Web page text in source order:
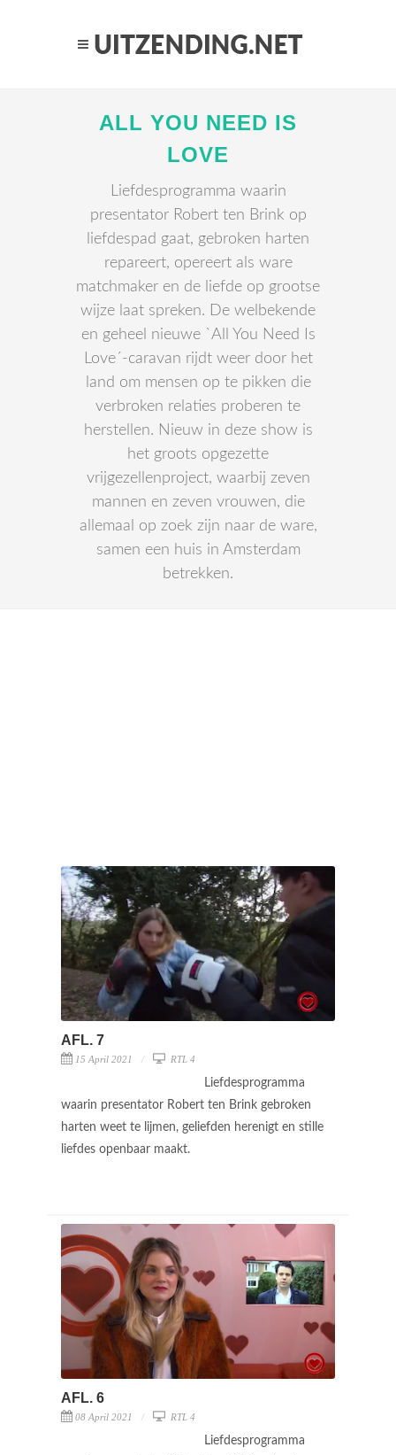
ALL YOU NEED IS
LOVE
Liefdesprogramma waarin
presentator Robert ten Brink op
liefdespad gaat, gebroken harten
repareert, opereert als ware
matchmaker en de liefde op grootse
wijze laat spreken. De welbekende
en geheel nieuwe `All You Need Is
Love´-caravan rijdt weer door het
land om mensen op te pikken die
verbroken relaties proberen te
herstellen. Nieuw in deze show is
het groots opgezette
vrijgezellenproject, waarbij zeven
mannen en zeven vrouwen, die
allemaal op zoek zijn naar de ware,
samen een huis in Amsterdam
betrekken.
AFL. 7
15 April 2021 RTL 4
Liefdesprogramma
waarin presentator Robert ten Brink gebroken
harten weet te lijmen, geliefden herenigt en stille
liefdes openbaar maakt.
AFL. 6
08 April 2021 RTL 4
Liefdesprogramma